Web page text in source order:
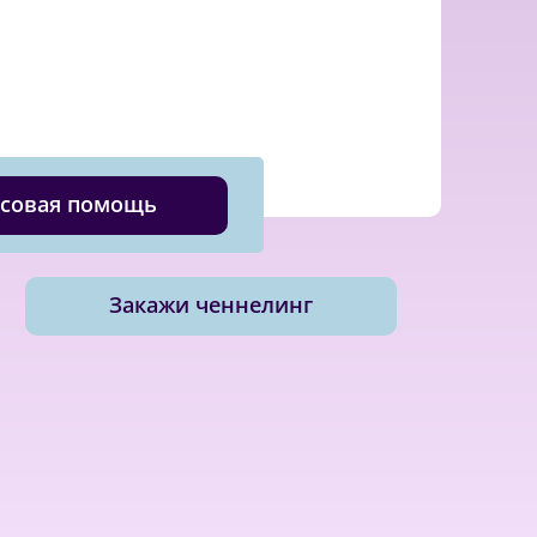
помощь
Закажи ченнелинг